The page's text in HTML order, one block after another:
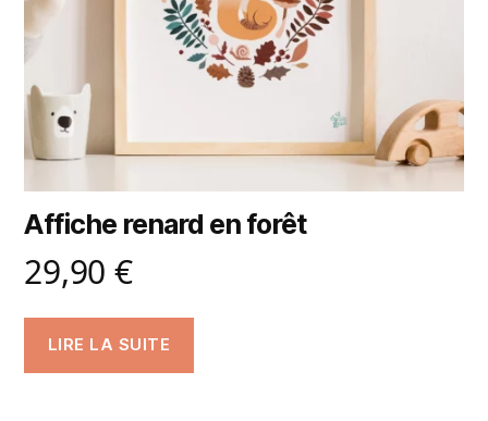
Affiche renard en forêt
29,90 €
LIRE LA SUITE